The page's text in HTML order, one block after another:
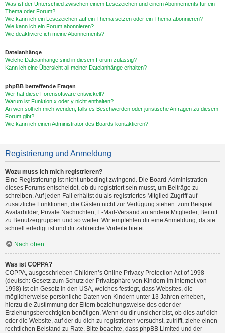
Was ist der Unterschied zwischen einem Lesezeichen und einem Abonnements für ein
Thema oder Forum?
Wie kann ich ein Lesezeichen auf ein Thema setzen oder ein Thema abonnieren?
Wie kann ich ein Forum abonnieren?
Wie deaktiviere ich meine Abonnements?
Dateianhänge
Welche Dateianhänge sind in diesem Forum zulässig?
Kann ich eine Übersicht all meiner Dateianhänge erhalten?
phpBB betreffende Fragen
Wer hat diese Forensoftware entwickelt?
Warum ist Funktion x oder y nicht enthalten?
An wen soll ich mich wenden, falls es Beschwerden oder juristische Anfragen zu diesem
Forum gibt?
Wie kann ich einen Administrator des Boards kontaktieren?
Registrierung und Anmeldung
Wozu muss ich mich registrieren?
Eine Registrierung ist nicht unbedingt zwingend. Die Board-Administration
dieses Forums entscheidet, ob du registriert sein musst, um Beiträge zu
schreiben. Auf jeden Fall erhältst du als registriertes Mitglied Zugriff auf
zusätzliche Funktionen, die Gästen nicht zur Verfügung stehen: zum Beispiel
Avatarbilder, Private Nachrichten, E-Mail-Versand an andere Mitglieder, Beitritt
zu Benutzergruppen und so weiter. Wir empfehlen dir eine Anmeldung, da sie
schnell erledigt ist und dir zahlreiche Vorteile bietet.
Nach oben
Was ist COPPA?
COPPA, ausgeschrieben Children’s Online Privacy Protection Act of 1998
(deutsch: Gesetz zum Schutz der Privatsphäre von Kindern im Internet von
1998) ist ein Gesetz in den USA, welches festlegt, dass Websites, die
möglicherweise persönliche Daten von Kindern unter 13 Jahren erheben,
hierzu die Zustimmung der Eltern beziehungsweise des oder der
Erziehungsberechtigten benötigen. Wenn du dir unsicher bist, ob dies auf dich
oder die Website, auf der du dich zu registrieren versuchst, zutrifft, ziehe einen
rechtlichen Beistand zu Rate. Bitte beachte, dass phpBB Limited und der